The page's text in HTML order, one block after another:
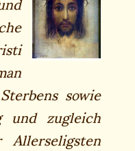
sowie
und zugleich